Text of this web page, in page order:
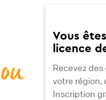
ou
Vous
licence
Recevez
votre région,
Inscription